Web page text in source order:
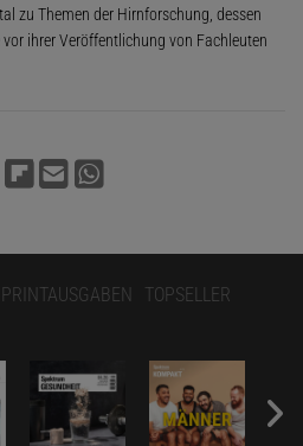
zu Themen der Hirnforschung, dessen
ihrer Veröffentlichung von Fachleuten
PRINTAUSGABEN TOPSELLER